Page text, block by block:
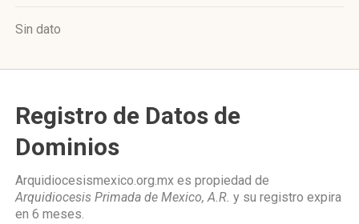
Sin dato
Registro de Datos de
Dominios
Arquidiocesismexico.org.mx es propiedad de
Arquidiocesis Primada de Mexico, A.R. y su registro expira
en 6 meses.